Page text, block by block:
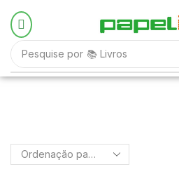
Pesquise por 📚 Livros